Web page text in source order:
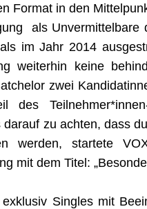
Format in den
als Unvermittelbare
im Jahr 2014
weiterhin keine
zwei
des
darauf zu achten, dass
werden, startete
mit dem Titel:
Singles mit